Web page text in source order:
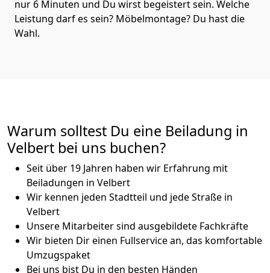
nur 6 Minuten und Du wirst begeistert sein. Welche
Leistung darf es sein? Möbelmontage? Du hast die
Wahl.
Warum solltest Du eine Beiladung in
Velbert bei uns buchen?
Seit über 19 Jahren haben wir Erfahrung mit
Beiladungen in Velbert
Wir kennen jeden Stadtteil und jede Straße in
Velbert
Unsere Mitarbeiter sind ausgebildete Fachkräfte
Wir bieten Dir einen Fullservice an, das komfortable
Umzugspaket
Bei uns bist Du in den besten Händen